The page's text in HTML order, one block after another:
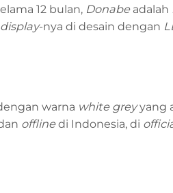
12 bulan, Donabeadalah
-nya di desain dengan
warna white greyyang
offlinedi Indonesia, di